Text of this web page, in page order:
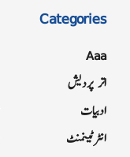
Categories
Aaa
اتر پردیش
ادبیات
انٹرٹینمنٹ